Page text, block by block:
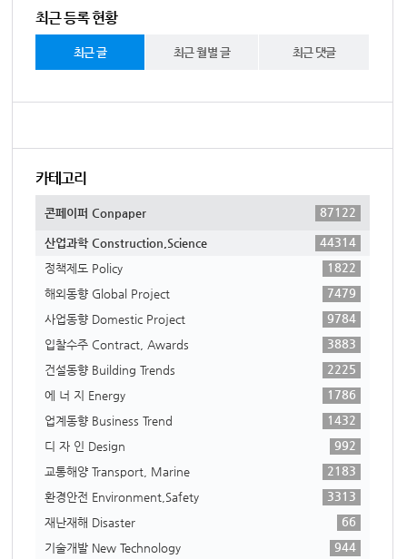
최근 등록 현황
최근 글 최근 월별 글 최근 댓글
카테고리
콘페이퍼 Conpaper 87122
산업과학 Construction,Science
44314
정책제도 Policy
1822
해외동향 Global Project
7479
사업동향 Domestic Project
9784
입찰수주 Contract, Awards
3883
건설동향 Building Trends
2225
에 너 지 Energy
1786
업계동향 Business Trend
1432
디 자 인 Design
992
교통해양 Transport, Marine
2183
환경안전 Environment,Safety
3313
재난재해 Disaster
66
기술개발 New Technology
944